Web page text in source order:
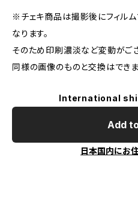
※チェキ商品は撮影後にフィルム
なります。
そのため印刷濃淡など変動がござ
同様の画像のものと交換はできま
International
Add
日本国内にお